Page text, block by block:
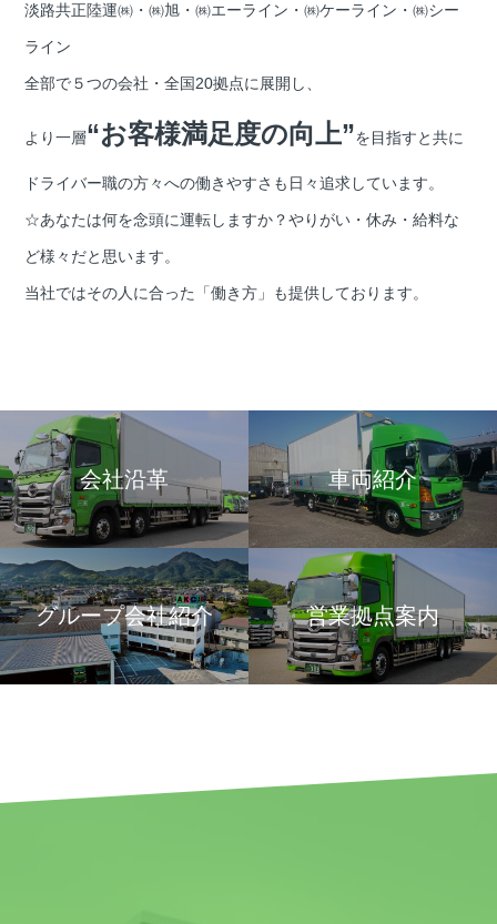
淡路共正陸運㈱・㈱旭・㈱エーライン・㈱ケーライン・㈱シー
ライン
全部で５つの会社・全国20拠点に展開し、
より一層“お客様満足度の向上”を目指すと共に
ドライバー職の方々への働きやすさも日々追求しています。
☆あなたは何を念頭に運転しますか？やりがい・休み・給料な
ど様々だと思います。
当社ではその人に合った「働き方」も提供しております。
会社沿革 車両紹介
グループ会社紹介 営業拠点案内